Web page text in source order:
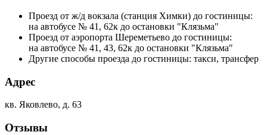
Проезд от ж/д вокзала (станция Химки) до гостиницы:
на автобусе № 41, 62к до остановки "Клязьма"
Проезд от аэропорта Шереметьево до гостиницы:
на автобусе № 41, 43, 62к до остановки "Клязьма"
Другие способы проезда до гостиницы: такси, трансфер
Адрес
кв. Яковлево, д. 63
Отзывы